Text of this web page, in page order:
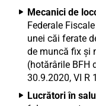
Mecanici de
Federale
unei căi ferate
de muncă fix și
(hotărârile BFH
30.9.2020, VI R
Lucrători în